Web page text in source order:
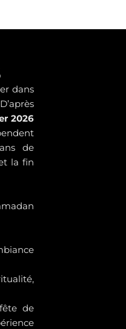
dans
2026
de
la fin
de